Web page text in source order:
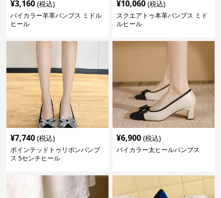
¥3,160 (税込)
バイカラー羊革パンプス ミドル
ヒール
¥10,060 (税込)
スクエアトゥ本革パンプス ミド
ルヒール
¥7,740 (税込)
ポインテッドトゥリボンパンプ
ス 5センチヒール
¥6,900 (税込)
バイカラー太ヒールパンプス